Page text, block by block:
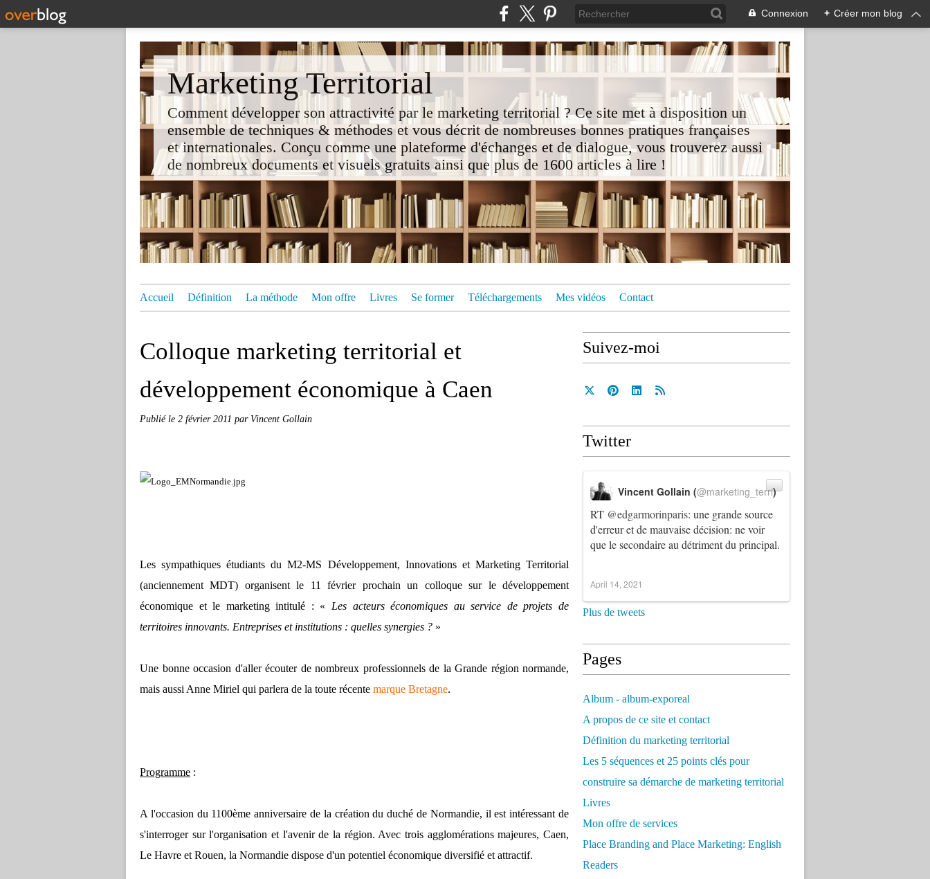
Connexion + Créer mon blog
Marketing Territorial
Comment développer son attractivité par le marketing territorial ? Ce site met à disposition un
ensemble de techniques & méthodes et vous décrit de nombreuses bonnes pratiques françaises
et internationales. Conçu comme une plateforme d'échanges et de dialogue, vous trouverez aussi
de nombreux documents et visuels gratuits ainsi que plus de 1600 articles à lire !
Accueil Définition La méthode Mon offre Livres Se former Téléchargements Mes vidéos Contact
Colloque marketing territorial et
développement économique à Caen
Publié le 2 février 2011 par Vincent Gollain
Les sympathiques étudiants du M2-MS Développement, Innovations et Marketing Territorial
(anciennement MDT) organisent le 11 février prochain un colloque sur le développement
économique et le marketing intitulé : « Les acteurs économiques au service de projets de
territoires innovants. Entreprises et institutions : quelles synergies ? »
Une bonne occasion d'aller écouter de nombreux professionnels de la Grande région normande,
mais aussi Anne Miriel qui parlera de la toute récente marque Bretagne.
Programme :
A l'occasion du 1100ème anniversaire de la création du duché de Normandie, il est intéressant de
s'interroger sur l'organisation et l'avenir de la région. Avec trois agglomérations majeures, Caen,
Le Havre et Rouen, la Normandie dispose d'un potentiel économique diversifié et attractif.
Suivez-moi
Twitter
RT @edgarmorinparis: une grande source
d'erreur et de mauvaise décision: ne voir
que le secondaire au détriment du principal.
Vincent Gollain (@marketing_terri)
April 14, 2021
Plus de tweets
Pages
Album - album-exporeal
A propos de ce site et contact
Définition du marketing territorial
Les 5 séquences et 25 points clés pour
construire sa démarche de marketing territorial
Livres
Mon offre de services
Place Branding and Place Marketing: English
Readers